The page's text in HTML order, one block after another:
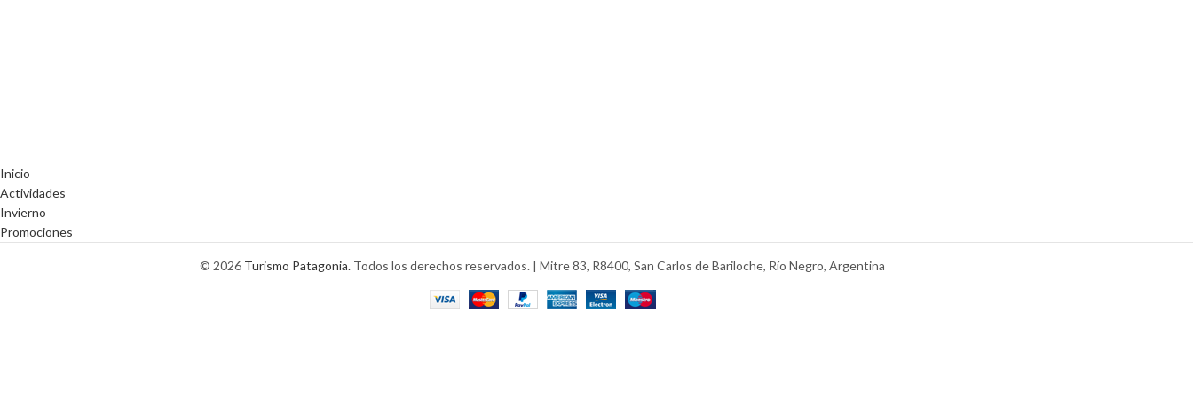
Inicio
Actividades
Invierno
Promociones
© 2026 Turismo Patagonia. Todos los derechos reservados. | Mitre 83, R8400, San Carlos de Bariloche, Río Negro, Argentina